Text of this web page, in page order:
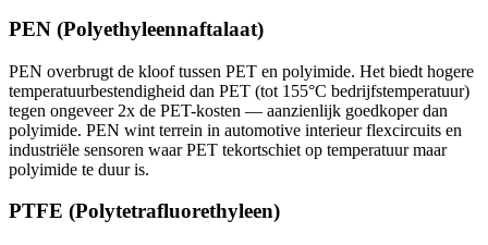
PEN (Polyethyleennaftalaat)
PEN overbrugt de kloof tussen PET en polyimide. Het biedt hogere
temperatuurbestendigheid dan PET (tot 155°C bedrijfstemperatuur)
tegen ongeveer 2x de PET-kosten — aanzienlijk goedkoper dan
polyimide. PEN wint terrein in automotive interieur flexcircuits en
industriële sensoren waar PET tekortschiet op temperatuur maar
polyimide te duur is.
PTFE (Polytetrafluorethyleen)